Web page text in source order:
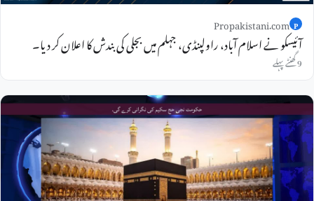
P
Propakistani.com
آئیسکو نے اسلام آباد، راولپنڈی، جہلم میں بجلی کی بندش کا اعلان کر دیا۔
9 گھنٹے پہلے